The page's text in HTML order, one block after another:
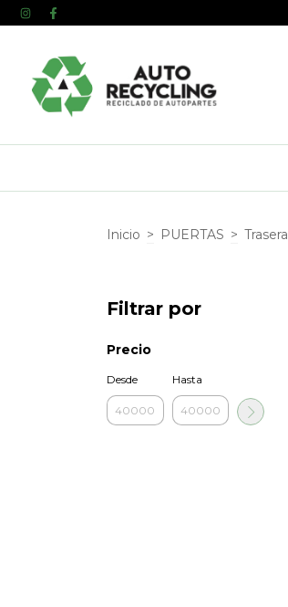
Inicio > PUERTAS > Trasera
Filtrar por
Precio
Desde Hasta